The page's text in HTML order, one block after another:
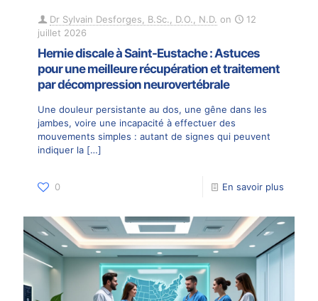
Dr Sylvain Desforges, B.Sc., D.O., N.D. on
12
juillet 2026
Hernie discale à Saint-Eustache : Astuces
pour une meilleure récupération et traitement
par décompression neurovertébrale
Une douleur persistante au dos, une gêne dans les
jambes, voire une incapacité à effectuer des
mouvements simples : autant de signes qui peuvent
indiquer la […]
0 En savoir plus